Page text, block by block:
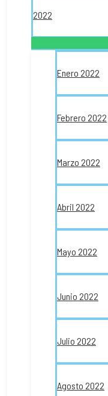
2022
Enero 2022
Febrero 2022
Marzo 2022
Abril 2022
Mayo 2022
Junio 2022
Julio 2022
Agosto 2022